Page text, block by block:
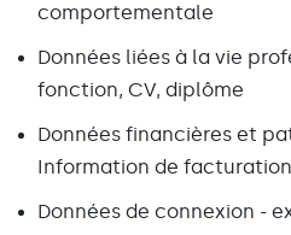
comportementale
Données liées à la vie
fonction, CV, diplôme
Données financières et
Information de facturation
Données de connexion -